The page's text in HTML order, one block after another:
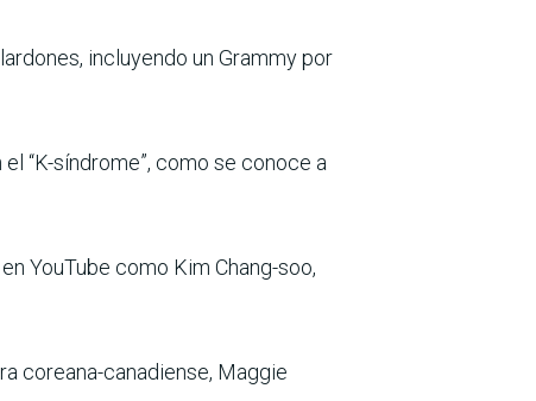
incluyendo un Grammy por
“K-síndrome”, como se conoce a
YouTube como Kim Chang-soo,
coreana-canadiense, Maggie